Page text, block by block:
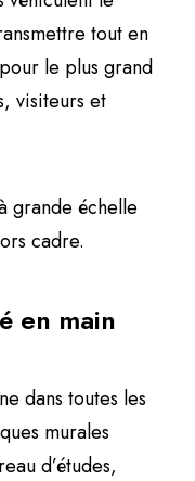
tout en
le plus grand
visiteurs et
grande échelle
cadre.
en main
dans toutes les
murales
d’études,